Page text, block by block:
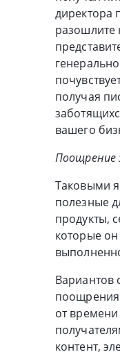
директора
разошлите
получая
вашего
Поощрение
Таковыми
полезные
продукты,
которые он
Вариантов
от
контент,